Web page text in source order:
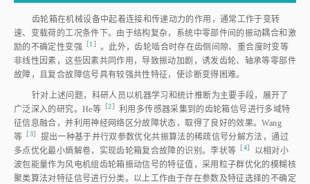
齿轮箱在机械设备中起着连接和传递动力的作用，通常工作于变转
速、变载荷的工况条件下。由于结构复杂，系统中零部件间的振动耦合和激
励的不确定性变强 ［1］ 。此外，齿轮啮合时存在齿侧间隙、重合度时变等
非线性因素，这些因素共同作用，导致振动加剧，诱发齿轮、轴承等零部件
故障，且复合故障信号具有较强共性特征，使诊断变得困难。
针对上述问题，科研人员以机器学习和统计推断为主要手段，展开了
广泛深入的研究。He等［2］利用多传感器采集到的齿轮箱信号进行多域特
征信息融合，并利用神经网络区分故障状态，取得了良好的效果。Wang
等 ［3］ 提出一种基于并行双参数优化共振算法的稀疏信号分解方法，通过
多点优化最小熵解卷，实现齿轮箱复合故障的识别。李状等 ［4］
以相对小
波包能量作为风电机组齿轮箱振动信号的特征值，采用粒子群优化的模糊核
聚类算法对特征信号进行分类。以上工作由于存在参数及特征选择的不确定